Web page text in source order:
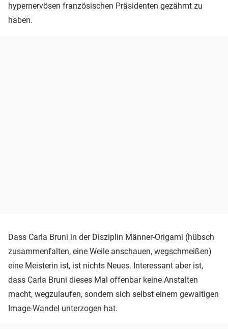
hypernervösen französischen Präsidenten gezähmt zu
haben.
Dass Carla Bruni in der Disziplin Männer-Origami (hübsch
zusammenfalten, eine Weile anschauen, wegschmeißen)
eine Meisterin ist, ist nichts Neues. Interessant aber ist,
dass Carla Bruni dieses Mal offenbar keine Anstalten
macht, wegzulaufen, sondern sich selbst einem gewaltigen
Image-Wandel unterzogen hat.